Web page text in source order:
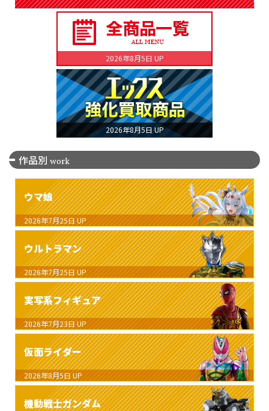
2026年8月5日 UP
2026年8月5日 UP
作品別 work
ウマ娘
2026年7月25日 UP
ウルトラマン
2026年7月25日 UP
実写系フィギュア
2026年7月23日 UP
仮面ライダー
2026年8月5日 UP
機動戦士ガンダム